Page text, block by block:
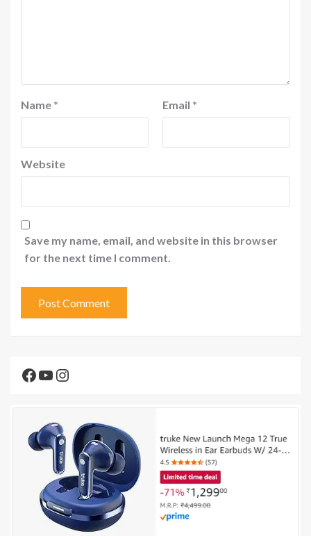
Name * Email *
Website
Save my name, email, and website in this browser
for the next time I comment.
Facebook
YouTube
Instagram